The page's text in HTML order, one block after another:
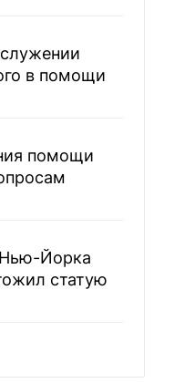
в помощи
помощи
Йорка
статую